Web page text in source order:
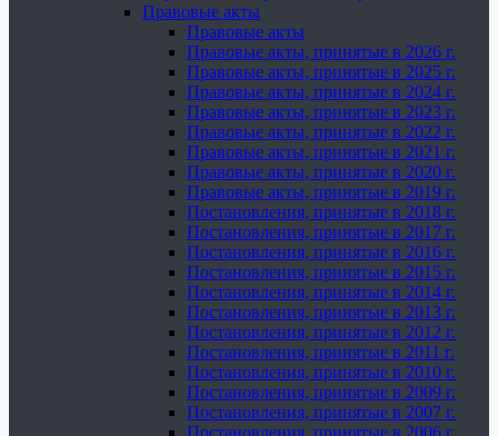
Правовые акты
Правовые акты
Правовые акты, принятые в 2026 г.
Правовые акты, принятые в 2025 г.
Правовые акты, принятые в 2024 г.
Правовые акты, принятые в 2023 г.
Правовые акты, принятые в 2022 г.
Правовые акты, принятые в 2021 г.
Правовые акты, принятые в 2020 г.
Правовые акты, принятые в 2019 г.
Постановления, принятые в 2018 г.
Постановления, принятые в 2017 г.
Постановления, принятые в 2016 г.
Постановления, принятые в 2015 г.
Постановления, принятые в 2014 г.
Постановления, принятые в 2013 г.
Постановления, принятые в 2012 г.
Постановления, принятые в 2011 г.
Постановления, принятые в 2010 г.
Постановления, принятые в 2009 г.
Постановления, принятые в 2007 г.
Постановления, принятые в 2006 г.